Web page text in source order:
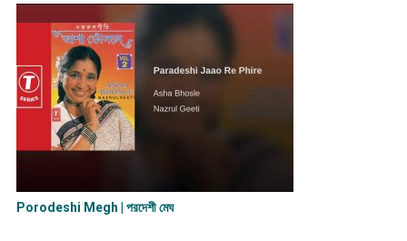
Porodeshi Megh | পরদেশী মেঘ